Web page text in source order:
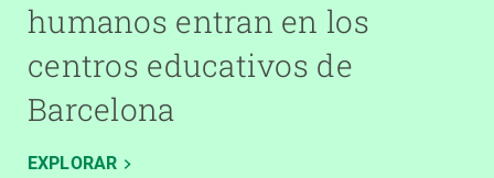
humanos entran en los
centros educativos de
Barcelona
EXPLORAR